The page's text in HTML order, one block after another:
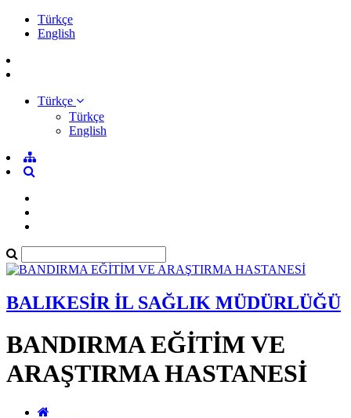
Türkçe
English
Türkçe
Türkçe
English
BALIKESİR İL SAĞLIK MÜDÜRLÜĞÜ
BANDIRMA EĞİTİM VE
ARAŞTIRMA HASTANESİ